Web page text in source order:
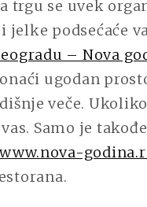
trgu se uvek
podsećaće
– Nova
ugodan
veče.
Samo je